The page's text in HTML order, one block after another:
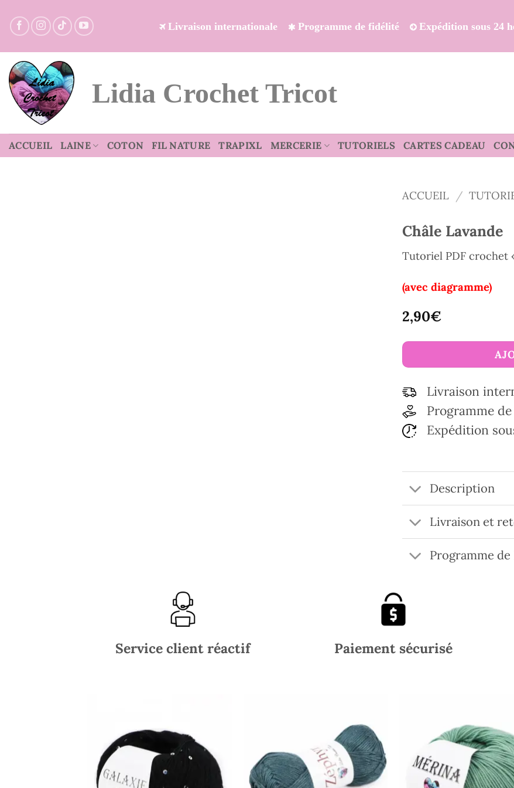
au
Livraison internationale Programme de fidélité Expédition sous 24
Lidia Crochet Tricot
ACCUEIL LAINE COTON FIL NATURE TRAPIXL MERCERIE TUTORIELS CARTES CADEAU
ACCUEIL /
Châle Lavande
Tutoriel PDF crochet
(avec diagramme)
2,90€
Livraison
Programme
Expédition
Description
Livraison et
Programme
Service client réactif Paiement sécurisé